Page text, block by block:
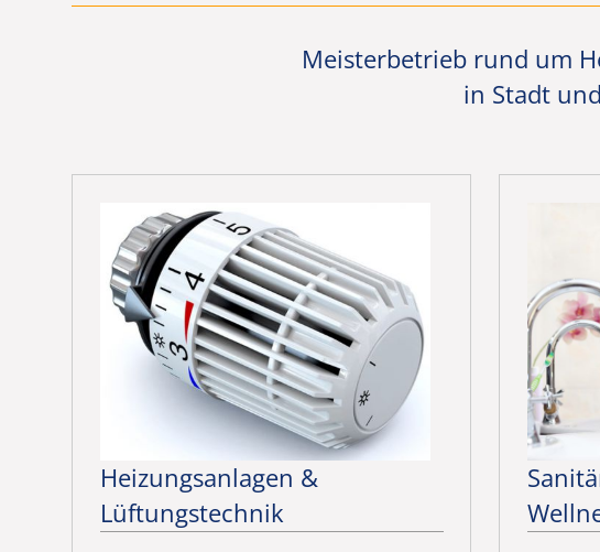
Meisterbetrieb rund um
in Stadt
Heizungsanlagen &
Lüftungstechnik